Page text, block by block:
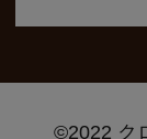
©2022 ク